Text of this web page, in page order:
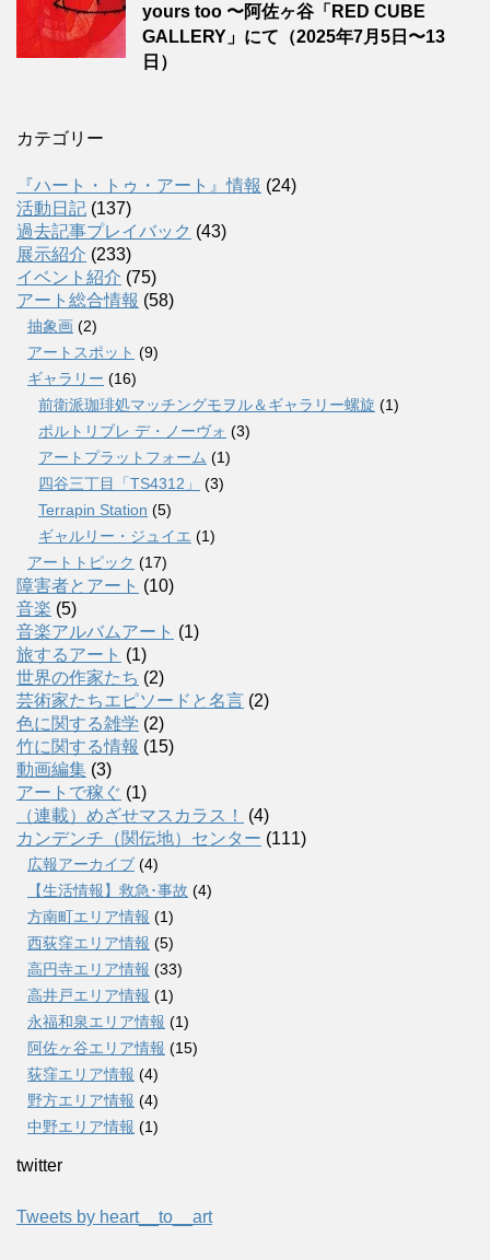
yours too 〜阿佐ヶ谷「RED CUBE
GALLERY」にて（2025年7月5日〜13
日）
カテゴリー
『ハート・トゥ・アート』情報 (24)
活動日記 (137)
過去記事プレイバック (43)
展示紹介 (233)
イベント紹介 (75)
アート総合情報 (58)
抽象画 (2)
アートスポット (9)
ギャラリー (16)
前衛派珈琲処マッチングモヲル＆ギャラリー螺旋 (1)
ポルトリブレ デ・ノーヴォ (3)
アートプラットフォーム (1)
四谷三丁目「TS4312」
(3)
Terrapin Station (5)
ギャルリー・ジュイエ (1)
アートトピック (17)
障害者とアート (10)
音楽 (5)
音楽アルバムアート (1)
旅するアート (1)
世界の作家たち (2)
芸術家たちエピソードと名言 (2)
色に関する雑学 (2)
竹に関する情報 (15)
動画編集 (3)
アートで稼ぐ (1)
（連載）めざせマスカラス！
(4)
カンデンチ（関伝地）センター (111)
広報アーカイブ (4)
【生活情報】救急･事故 (4)
方南町エリア情報 (1)
西荻窪エリア情報 (5)
高円寺エリア情報 (33)
高井戸エリア情報 (1)
永福和泉エリア情報 (1)
阿佐ヶ谷エリア情報 (15)
荻窪エリア情報 (4)
野方エリア情報 (4)
中野エリア情報 (1)
twitter
Tweets by heart__to__art